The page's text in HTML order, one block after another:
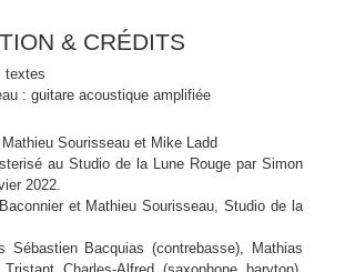
& CRÉDITS
textes
: guitare acoustique amplifiée
Sourisseau et Mike Ladd
au Studio de la Lune Rouge par Simon
2022.
et Mathieu Sourisseau, Studio de la
Sébastien Bacquias (contrebasse), Mathias